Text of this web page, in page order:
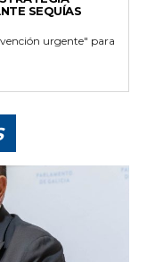
SEQUÍAS
urgente" para